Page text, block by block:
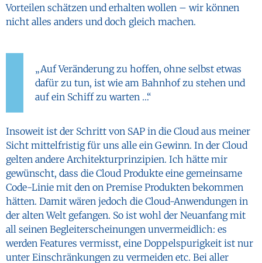
Vorteilen schätzen und erhalten wollen – wir können
nicht alles anders und doch gleich machen.
„Auf Veränderung zu hoffen, ohne selbst etwas
dafür zu tun, ist wie am Bahnhof zu stehen und
auf ein Schiff zu warten …“
Insoweit ist der Schritt von SAP in die Cloud aus meiner
Sicht mittelfristig für uns alle ein Gewinn. In der Cloud
gelten andere Architekturprinzipien. Ich hätte mir
gewünscht, dass die Cloud Produkte eine gemeinsame
Code-Linie mit den on Premise Produkten bekommen
hätten. Damit wären jedoch die Cloud-Anwendungen in
der alten Welt gefangen. So ist wohl der Neuanfang mit
all seinen Begleiterscheinungen unvermeidlich: es
werden Features vermisst, eine Doppelspurigkeit ist nur
unter Einschränkungen zu vermeiden etc. Bei aller